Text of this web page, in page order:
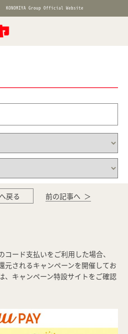
KONOMIYA Group Official Website
戻る 前の記事へ ＞
ード支払いをご利用した場合、
元されるキャンペーンを開催してお
、キャンペーン特設サイトをご確認